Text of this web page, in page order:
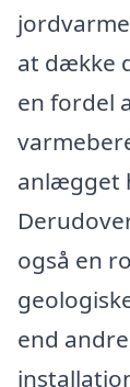
at dække
en fordel
anlægget
også en
end